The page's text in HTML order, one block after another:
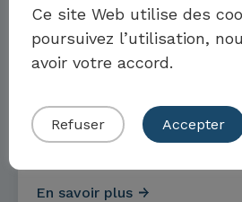
l’égalité des sexes
En savoir plus
Ce site Web utilise des
poursuivez l’utilisation,
avoir votre accord.
Refuser Accepter